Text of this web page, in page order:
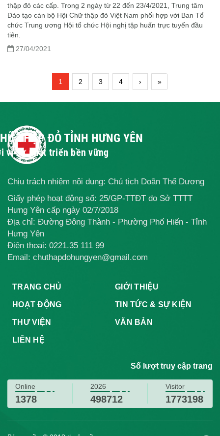
thập đỏ các cấp. Trong 2 ngày từ 22 đến 23/4/2021, Trung tâm
Đào tạo cán bộ Hội Chữ thập đỏ Việt Nam phối hợp với Ban Tổ
chức Trung ương Hội tổ chức Hội nghị tập huấn trực tuyến đầu
tiên.
27/04/2021
1 2 3 4 › »
THẬP ĐỎ TỈNH HƯNG YÊN
vì sự phát triển bền vững
Chịu trách nhiệm nội dung: Chủ tịch Doãn Thế Dương
Giấy phép hoạt động số: 25/GP-TTĐT do Sở TTTT
Hưng Yên cấp ngày 02/7/2018
Địa chỉ: Đường Đông Thành - Phường Phố Hiến - Tỉnh
Hưng Yên
Điện thoại: 0221.35 111 99
Email: chuthapdohungyen@gmail.com
TRANG CHỦ GIỚI THIỆU
HOẠT ĐỘNG TIN TỨC & SỰ KIỆN
THƯ VIỆN VĂN BẢN
LIÊN HỆ
Số lượt truy cập trang
Online
1378
2026
498712
Visitor
1773198